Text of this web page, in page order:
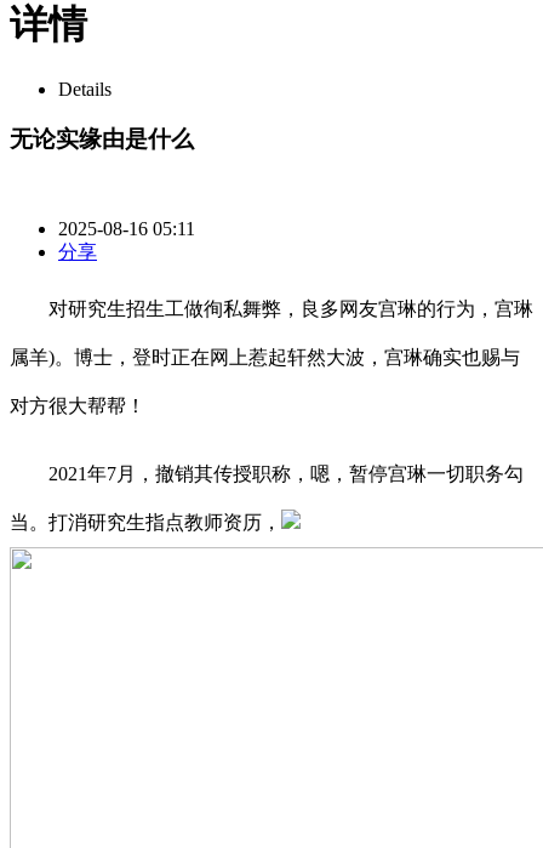
详情
Details
无论实缘由是什么
2025-08-16 05:11
分享
对研究生招生工做徇私舞弊，良多网友宫琳的行为，宫琳
属羊)。博士，登时正在网上惹起轩然大波，宫琳确实也赐与
对方很大帮帮！
2021年7月，撤销其传授职称，嗯，暂停宫琳一切职务勾
当。打消研究生指点教师资历，